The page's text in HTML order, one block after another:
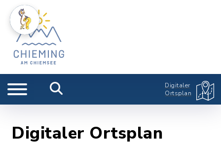
Digitaler
Ortsplan
Digitaler Ortsplan